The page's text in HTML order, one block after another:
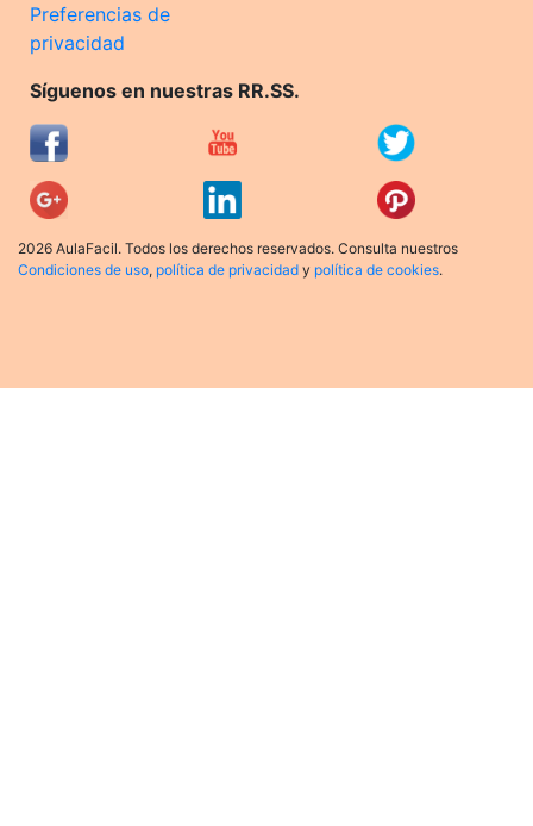
Preferencias de
privacidad
Síguenos en nuestras RR.SS.
2026 AulaFacil. Todos los derechos reservados. Consulta nuestros
Condiciones de uso, política de privacidad y política de cookies.